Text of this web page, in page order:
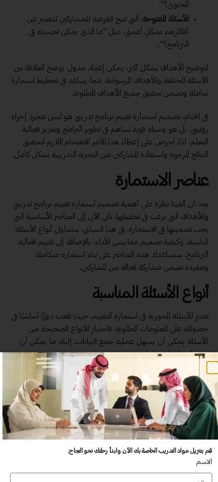
المحتوى؟".
الأسئلة المفتوحة: التي تتيح الفرصة للمشاركين للتعبير عن
أفكارهم بشكل أعمق، مثل "ما الذي يمكن تحسينه في
البرنامج؟".
لتوضيح الأهداف بشكل أكبر، يمكن إعداد جدول يوضح العلاقة بين
الأسئلة المختلفة والأهداف المرسومة، مما يساعد في تخطيط استمارة
شاملة وتضمن تحقيق جميع الأهداف المطلوبة.
في الختام، تصميم استمارة تقييم برنامج تدريبي هو ليس مجرد إجراء
روتيني، بل هو وسيلة قوية تساهم في تطوير البرامج وتعزيز فعالية
التعلم. لذا، احرص على إعطاء هذا الأمر الاهتمام اللازم لتحقيق
النتائج المرجوة واستفادة المشاركين من التجربة التدريبية بشكل كامل.
عناصر الاستمارة
بعد أن ألقينا نظرة على أهمية تصميم استمارة تقييم برنامج تدريبي
والأهداف التي نرغب في تحقيقها، نأتي الآن إلى العناصر الأساسية التي
يجب تضمينها في الاستمارة. في هذا السياق، سنتناول أنواع الأسئلة
المناسبة، وكيفية تصميم مقاييس الأداء، بالإضافة إلى تقييم فعالية
البرنامج. ستساعدك هذه العناصر على بناء استمارة متكاملة
ومفيدة تضمن مشاركة فعالة من المشاركين.
أنواع الأسئلة المناسبة
تعتبر الأسئلة المحورية في استمارة التقييم، حيث تلعب دورًا أساسيًا في
حصولك على المعلومات المطلوبة. فاختيار الأنواع الصحيحة من
الأسئلة يمكن أن يسهل عملية جمع البيانات. إليك ما يمكن أن
تشتمل عليه استمارتك:
الأسئلة المغلقة
: هذه الأسئلة توفر خيارات محددة
للجواب، مما يسهل على المشاركين الإجابة بسرعة. على
سبيل المثال:
كيف تقيم جودة المحتوى المقدم في البرنامج؟
( ) ممتاز
( ) جيد
قم بتنزيل مواد التدريب الخاصة بك الآن وابدأ رحلتك نحو النجاح.
الاسم